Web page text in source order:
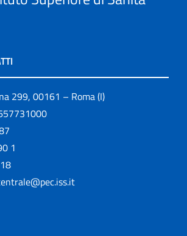
299, 00161 – Roma (I)
1